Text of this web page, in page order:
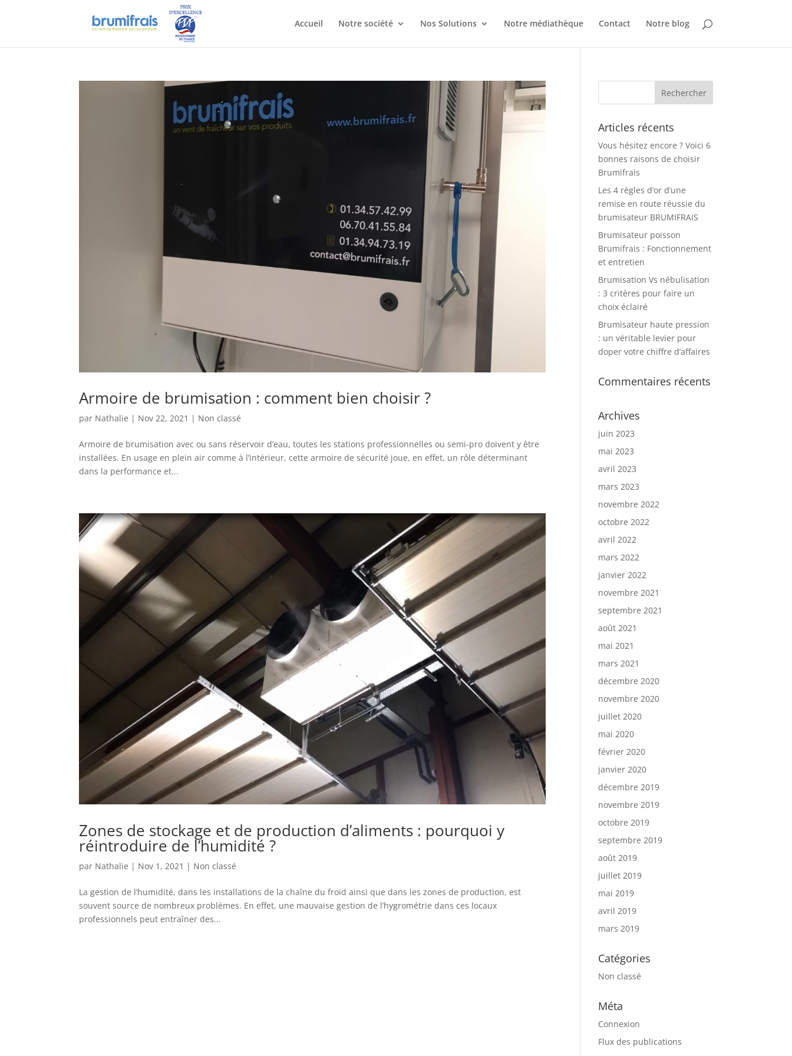
Accueil Notre société Nos Solutions Notre médiathèque Contact Notre blog
Armoire de brumisation : comment bien choisir ?
par Nathalie | Nov 22, 2021 | Non classé
Armoire de brumisation avec ou sans réservoir d’eau, toutes les stations professionnelles ou semi-pro doivent y être
installées. En usage en plein air comme à l’intérieur, cette armoire de sécurité joue, en effet, un rôle déterminant
dans la performance et...
Zones de stockage et de production d’aliments : pourquoi y
réintroduire de l’humidité ?
par Nathalie | Nov 1, 2021 | Non classé
La gestion de l’humidité, dans les installations de la chaîne du froid ainsi que dans les zones de production, est
souvent source de nombreux problèmes. En effet, une mauvaise gestion de l’hygrométrie dans ces locaux
professionnels peut entraîner des...
Articles récents
Vous hésitez encore ? Voici 6
bonnes raisons de choisir
Brumifrais
Les 4 règles d’or d’une
remise en route réussie du
brumisateur BRUMIFRAIS
Brumisateur poisson
Brumifrais : Fonctionnement
et entretien
Brumisation Vs nébulisation
: 3 critères pour faire un
choix éclairé
Brumisateur haute pression
: un véritable levier pour
doper votre chiffre d’affaires
Commentaires récents
Archives
juin 2023
mai 2023
avril 2023
mars 2023
novembre 2022
octobre 2022
avril 2022
mars 2022
janvier 2022
novembre 2021
septembre 2021
août 2021
mai 2021
mars 2021
décembre 2020
novembre 2020
juillet 2020
mai 2020
février 2020
janvier 2020
décembre 2019
novembre 2019
octobre 2019
septembre 2019
août 2019
juillet 2019
mai 2019
avril 2019
mars 2019
Catégories
Non classé
Méta
Connexion
Flux des publications